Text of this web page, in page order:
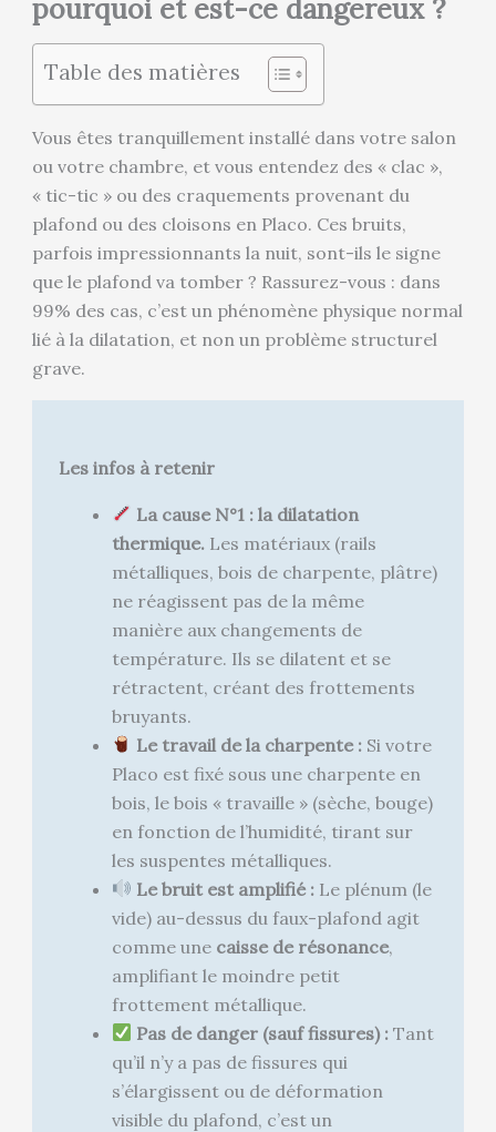
pourquoi et est-ce dangereux ?
Table des matières
Vous êtes tranquillement installé dans votre salon
ou votre chambre, et vous entendez des « clac »,
« tic-tic » ou des craquements provenant du
plafond ou des cloisons en Placo. Ces bruits,
parfois impressionnants la nuit, sont-ils le signe
que le plafond va tomber ? Rassurez-vous : dans
99% des cas, c’est un phénomène physique normal
lié à la dilatation, et non un problème structurel
grave.
Les infos à retenir
La cause N°1 : la dilatation
thermique.Les matériaux (rails
métalliques, bois de charpente, plâtre)
ne réagissent pas de la même
manière aux changements de
température. Ils se dilatent et se
rétractent, créant des frottements
bruyants.
Le travail de la charpente :Si votre
Placo est fixé sous une charpente en
bois, le bois « travaille » (sèche, bouge)
en fonction de l’humidité, tirant sur
les suspentes métalliques.
Le bruit est amplifié :Le plénum (le
vide) au-dessus du faux-plafond agit
comme une caisse de résonance,
amplifiant le moindre petit
frottement métallique.
Pas de danger (sauf fissures) :Tant
qu’il n’y a pas de fissures qui
s’élargissent ou de déformation
visible du plafond, c’est un